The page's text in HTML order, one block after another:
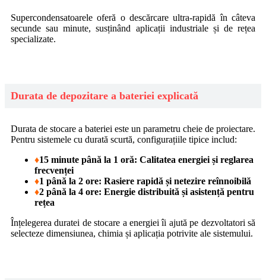
Supercondensatoarele oferă o descărcare ultra-rapidă în câteva
secunde sau minute, susținând aplicații industriale și de rețea
specializate.
Durata de depozitare a bateriei explicată
Durata de stocare a bateriei este un parametru cheie de proiectare.
Pentru sistemele cu durată scurtă, configurațiile tipice includ:
♦15 minute până la 1 oră: Calitatea energiei și reglarea
frecvenței
♦1 până la 2 ore: Rasiere rapidă și netezire reînnoibilă
♦2 până la 4 ore: Energie distribuită și asistență pentru
rețea
Înțelegerea duratei de stocare a energiei îi ajută pe dezvoltatori să
selecteze dimensiunea, chimia și aplicația potrivite ale sistemului.